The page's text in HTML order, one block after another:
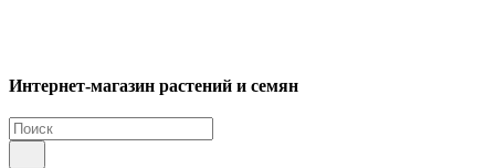
Интернет-магазин растений и семян